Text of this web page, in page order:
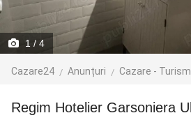
1 / 4
Cazare24 Anunțuri Cazare - Turism
Regim Hotelier Garsoniera Ultracentral ,zona